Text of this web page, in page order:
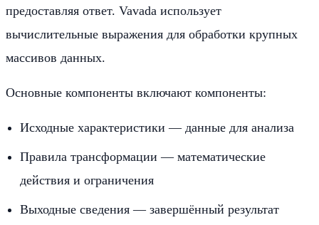
предоставляя ответ. Vavada использует
вычислительные выражения для обработки крупных
массивов данных.
Основные компоненты включают компоненты:
Исходные характеристики — данные для анализа
Правила трансформации — математические
действия и ограничения
Выходные сведения — завершённый результат